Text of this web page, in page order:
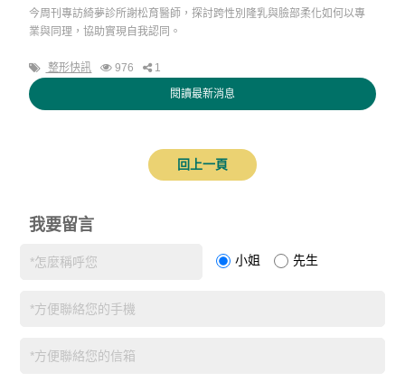
今周刊專訪綺夢診所謝松育醫師，探討跨性別隆乳與臉部柔化如何以專
業與同理，協助實現自我認同。
整形快訊 976 1
閱讀最新消息
回上一頁
我要留言
小姐 先生